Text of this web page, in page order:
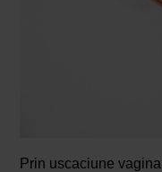
Prin uscaciune